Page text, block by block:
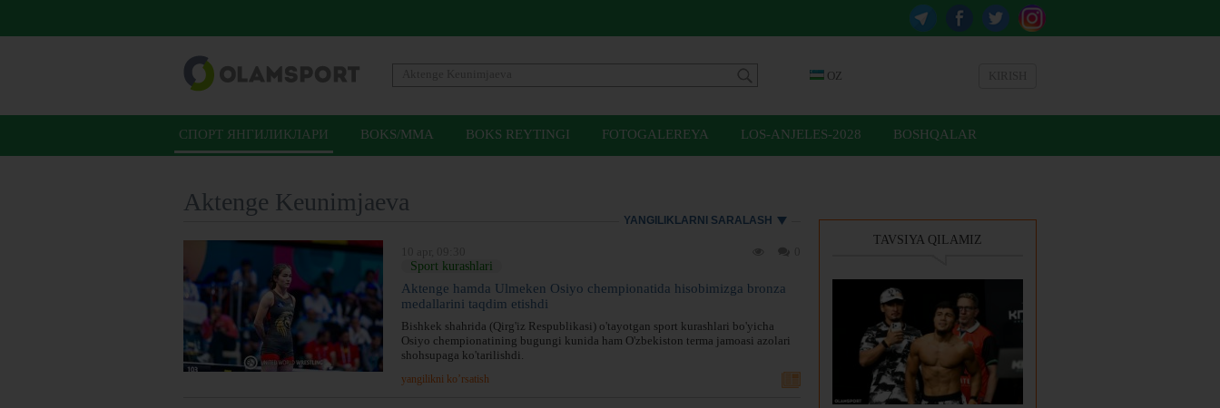
OZ
СПОРТ ЯНГИЛИКЛАРИ BOKS/MMA BOKS REYTINGI FOTOGALEREYA LOS-ANJELES-2028 BOSHQALAR
TAVSIYA QILAMIZ
Aktenge Keunimjaeva
YANGILIKLARNI SARALASH
Sport kurashlari
Aktenge hamda Ulmeken Osiyo chempionatida hisobimizga bronza
medallarini taqdim etishdi
Bishkek shahrida (Qirg'iz Respublikasi) o'tayotgan sport kurashlari bo'yicha
Osiyo chempionatining bugungi kunida ham O'zbekiston terma jamoasi azolari
shohsupaga ko'tarilishdi.
yangilikni ko’rsatish